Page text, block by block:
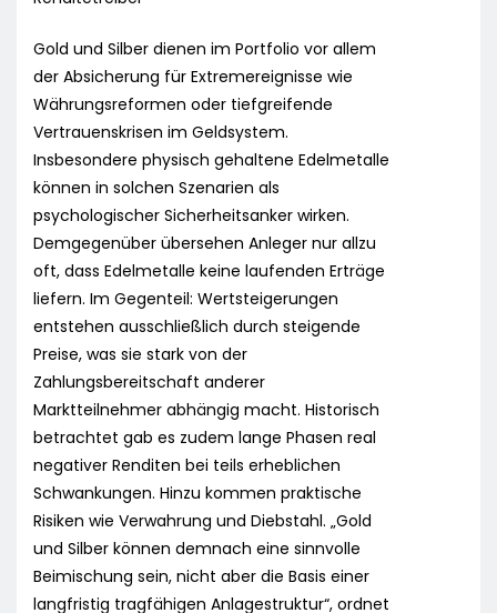
Gold und Silber dienen im Portfolio vor allem
der Absicherung für Extremereignisse wie
Währungsreformen oder tiefgreifende
Vertrauenskrisen im Geldsystem.
Insbesondere physisch gehaltene Edelmetalle
können in solchen Szenarien als
psychologischer Sicherheitsanker wirken.
Demgegenüber übersehen Anleger nur allzu
oft, dass Edelmetalle keine laufenden Erträge
liefern. Im Gegenteil: Wertsteigerungen
entstehen ausschließlich durch steigende
Preise, was sie stark von der
Zahlungsbereitschaft anderer
Marktteilnehmer abhängig macht. Historisch
betrachtet gab es zudem lange Phasen real
negativer Renditen bei teils erheblichen
Schwankungen. Hinzu kommen praktische
Risiken wie Verwahrung und Diebstahl. „Gold
und Silber können demnach eine sinnvolle
Beimischung sein, nicht aber die Basis einer
langfristig tragfähigen Anlagestruktur“, ordnet